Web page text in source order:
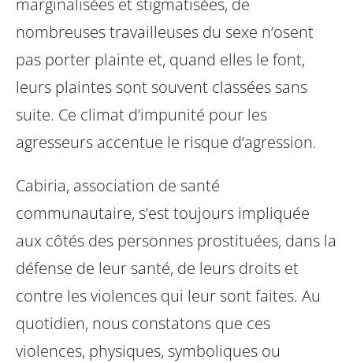
marginalisées et stigmatisées, de
nombreuses travailleuses du sexe n’osent
pas porter plainte et, quand elles le font,
leurs plaintes sont souvent classées sans
suite. Ce climat d’impunité pour les
agresseurs accentue le risque d’agression.
Cabiria, association de santé
communautaire, s’est toujours impliquée
aux côtés des personnes prostituées, dans la
défense de leur santé, de leurs droits et
contre les violences qui leur sont faites. Au
quotidien, nous constatons que ces
violences, physiques, symboliques ou